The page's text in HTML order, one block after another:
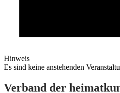
Hinweis
Es sind keine anstehenden
Verband der